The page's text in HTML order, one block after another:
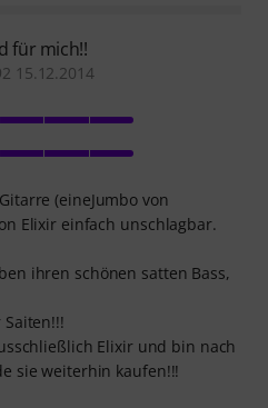
für mich!!
15.12.2014
(eineJumbo von
Elixir einfach unschlagbar.
ihren schönen satten Bass,
Elixir und bin nach
sie weiterhin kaufen!!!